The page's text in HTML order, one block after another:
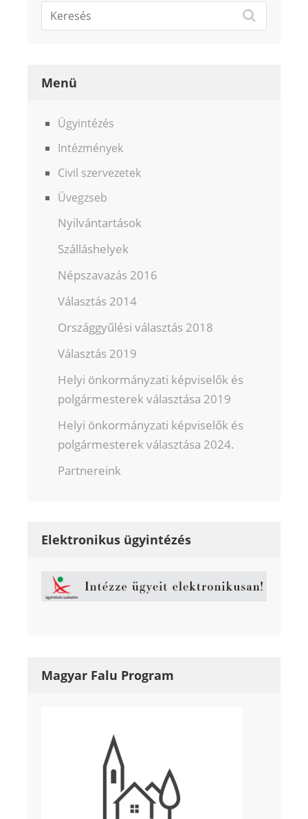
Menü
Ügyintézés
Intézmények
Civil szervezetek
Üvegzseb
Nyilvántartások
Szálláshelyek
Népszavazás 2016
Választás 2014
Országgyűlési választás 2018
Választás 2019
Helyi önkormányzati képviselők és
polgármesterek választása 2019
Helyi önkormányzati képviselők és
polgármesterek választása 2024.
Partnereink
Elektronikus ügyintézés
Magyar Falu Program